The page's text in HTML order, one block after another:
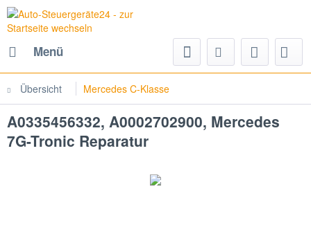
Menü
Übersicht Mercedes C-Klasse
A0335456332, A0002702900, Mercedes
7G-Tronic Reparatur